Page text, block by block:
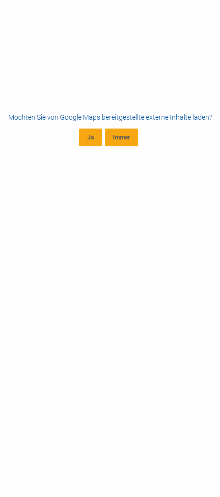
Möchten Sie von Google Mapsbereitgestellte externe Inhalte laden?
Ja Immer